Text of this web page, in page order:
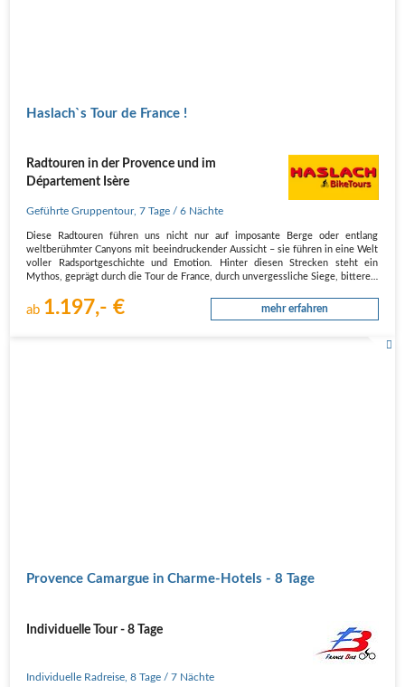
Haslach`s Tour de France !
Radtouren in der Provence und im
Département Isère
Geführte Gruppentour,7 Tage / 6 Nächte
Diese Radtouren führen uns nicht nur auf imposante Berge oder entlang
weltberühmter Canyons mit beeindruckender Aussicht – sie führen in eine Welt
voller Radsportgeschichte und Emotion. Hinter diesen Strecken steht ein
Mythos, geprägt durch die Tour de France, durch unvergessliche Siege, bittere…
ab 1.197,- € mehr erfahren
Provence Camargue in Charme-Hotels - 8 Tage
Individuelle Tour - 8 Tage
Individuelle Radreise ,8 Tage / 7 Nächte